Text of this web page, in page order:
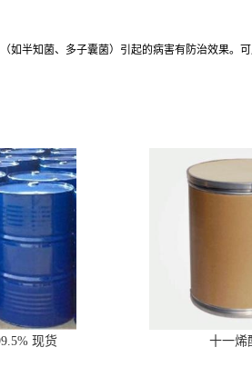
如半知菌、多子囊菌）引起的病害有防治效果
现货 十一烯